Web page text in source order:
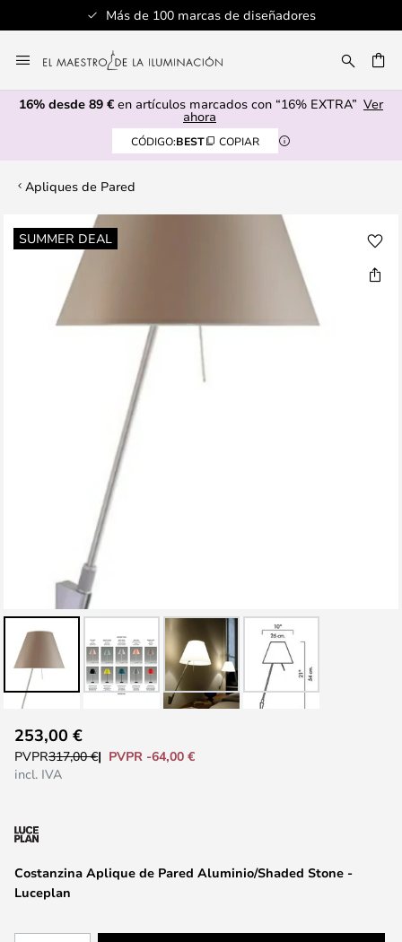
Más de 100 marcas de diseñadores
al
contenido
16% desde 89 € en artículos marcados con “16% EXTRA” Ver
ahora
CÓDIGO:BEST COPIAR
Apliques de Pared
SUMMER DEAL
Saltar
al
comienzo
galería
imágenes
Costanzina Aplique de Pared Aluminio/Shaded Stone -
Luceplan
253,00 €
PVPR317,00 €
PVPR -64,00 €
incl. IVA